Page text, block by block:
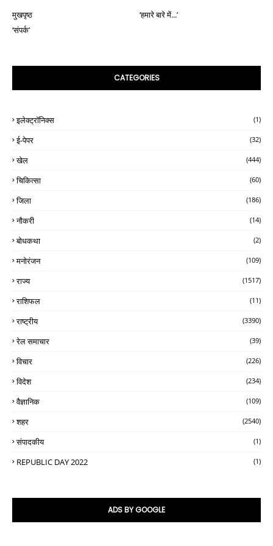
मुखपृष्ठ
‘हमारे बारे में...’
‘संपर्क’
CATEGORIES
इलेक्ट्रॉनिक्स (1)
ई-पेपर (32)
खेल (444)
चिकित्सा (60)
जिला (186)
नौकरी (14)
बोधकथा (2)
मनोरंजन (109)
राज्य (1517)
राशिफल (11)
राष्ट्रीय (3390)
रेल समाचार (39)
विचार (226)
विदेश (234)
वैज्ञानिक (109)
शहर (2540)
संपादकीय (1)
REPUBLIC DAY 2022 (1)
ADS BY GOOGLE